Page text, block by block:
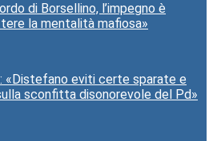
di Borsellino, l’impegno è
la mentalità mafiosa»
«Distefano eviti certe sparate e
sconfitta disonorevole del Pd»